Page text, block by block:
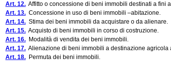
Art. 12. Affitto o concessione di beni immobili destinati a fini
Art. 13. Concessione in uso di beni immobili –abitazione.
Art. 14. Stima dei beni immobili da acquistare o da alienare.
Art. 15. Acquisto di beni immobili in corso di costruzione.
Art. 16. Modalità di vendita dei beni immobili.
Art. 17. Alienazione di beni immobili a destinazione agricola
Art. 18. Permuta dei beni immobili.